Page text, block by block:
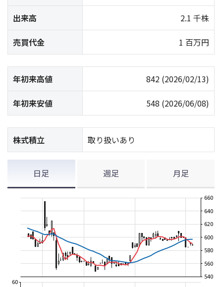
出来高 2.1 千株
売買代金 1 百万円
年初来高値 842 (2026/02/13)
年初来安値 548 (2026/06/08)
株式積立 取り扱いあり
日足 週足 月足
540
560
580
600
620
640
660
60